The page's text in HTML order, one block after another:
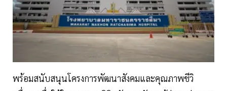
พร้อมสนับสนุนโครงการพัฒนาสังคมและคุณภาพชีวิ